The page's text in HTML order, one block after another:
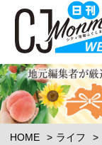
HOME ライフ